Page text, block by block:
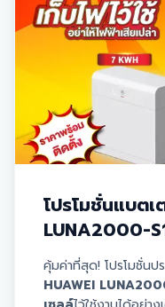
✅ ล้างแผงฟรี! นาน 3
ปี
✅ รับประกันแบตเตอ
✅ รับประกันแผงโซล่า
** สนใจนวัตกรรมใหม่
ครับ **
โปรโมชั่นแบตเ
LUNA2000-
คุ้มค่าที่สุด! โปรโมชั่น
HUAWEI